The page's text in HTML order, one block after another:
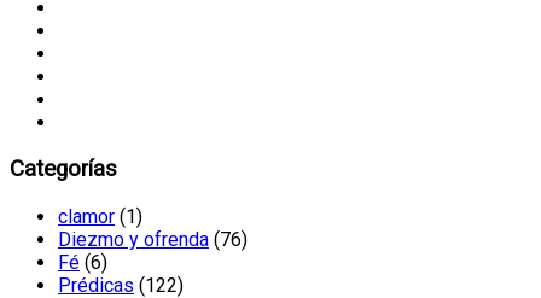
Categorías
clamor (1)
Diezmo y ofrenda (76)
Fé (6)
Prédicas (122)